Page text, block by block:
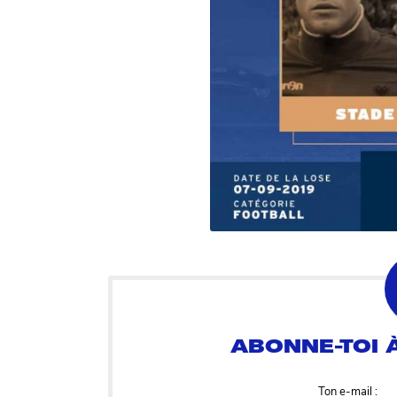
Ton e-mail :